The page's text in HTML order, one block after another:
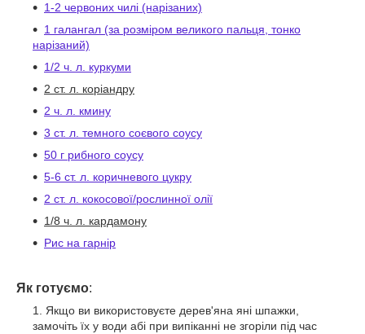
1-2 червоних чилі (нарізаних)
1 галангал (за розміром великого пальця, тонко
нарізаний)
1/2 ч. л. куркуми
2 ст. л. коріандру
2 ч. л. кмину
3 ст. л. темного соєвого соусу
50 г рибного соусу
5-6 ст. л. коричневого цукру
2 ст. л. кокосової/рослинної олії
1/8 ч. л. кардамону
Рис на гарнір
Як готуємо:
Якщо ви використовуєте дерев'яна яні шпажки,
замочіть їх у води абі при випіканні не згоріли під час